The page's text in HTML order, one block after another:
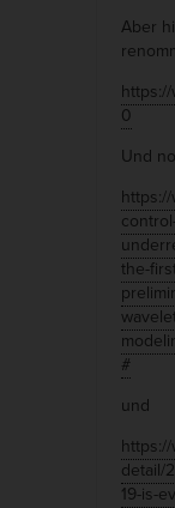
Aber
0
Und
the-
#
und
detail/
19-is-